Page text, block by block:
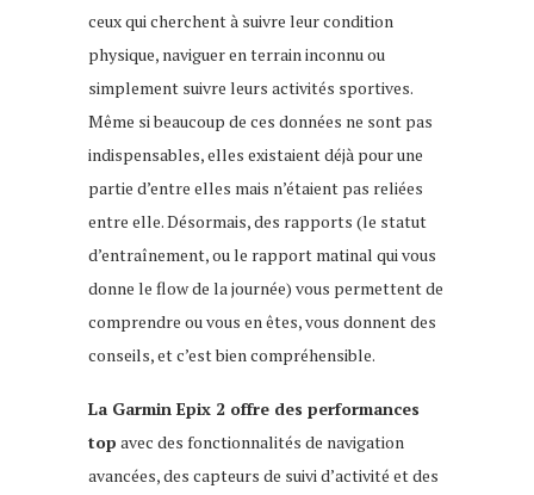
ceux qui cherchent à suivre leur condition
physique, naviguer en terrain inconnu ou
simplement suivre leurs activités sportives.
Même si beaucoup de ces données ne sont pas
indispensables, elles existaient déjà pour une
partie d’entre elles mais n’étaient pas reliées
entre elle. Désormais, des rapports (le statut
d’entraînement, ou le rapport matinal qui vous
donne le flow de la journée) vous permettent de
comprendre ou vous en êtes, vous donnent des
conseils, et c’est bien compréhensible.
La Garmin Epix 2 offre des performances
top avec des fonctionnalités de navigation
avancées, des capteurs de suivi d’activité et des